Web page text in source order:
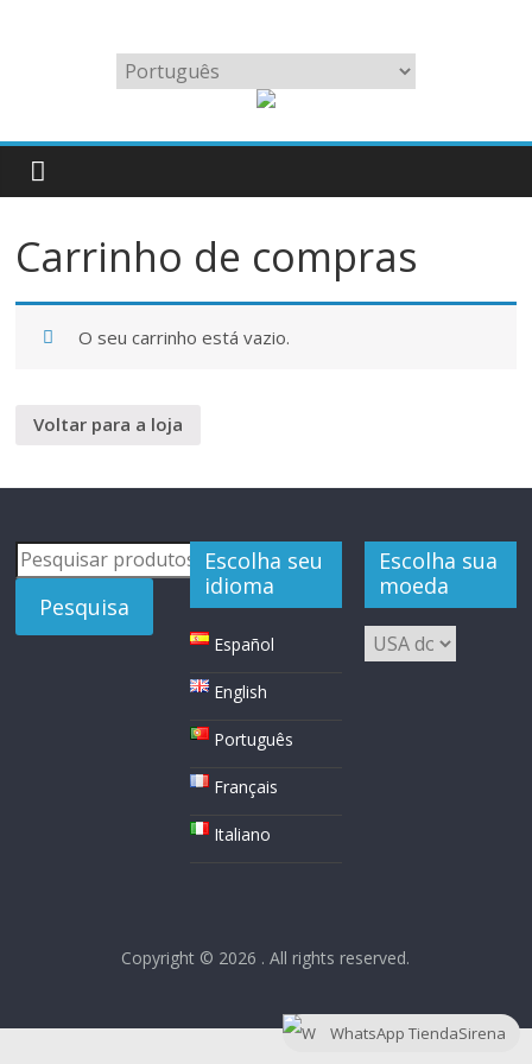
Fabricamos
iscas
para
lulas
do
Escolha
um
Carrinho de compras
O seu carrinho está vazio.
Voltar para a loja
Pesquisar
por:
Pesquisa
Escolha seu
idioma
Español
English
Português
Français
Italiano
Escolha sua
moeda
Copyright © 2026 . All rights reserved.
WhatsApp TiendaSirena